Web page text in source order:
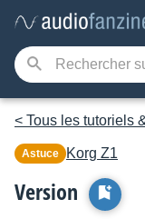
< Tous les tutoriels
Astuce Korg Z1
Version